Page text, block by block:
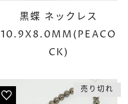
黒蝶 ネックレス
10.9X8.0MM(PEACO
CK)
売り切れ